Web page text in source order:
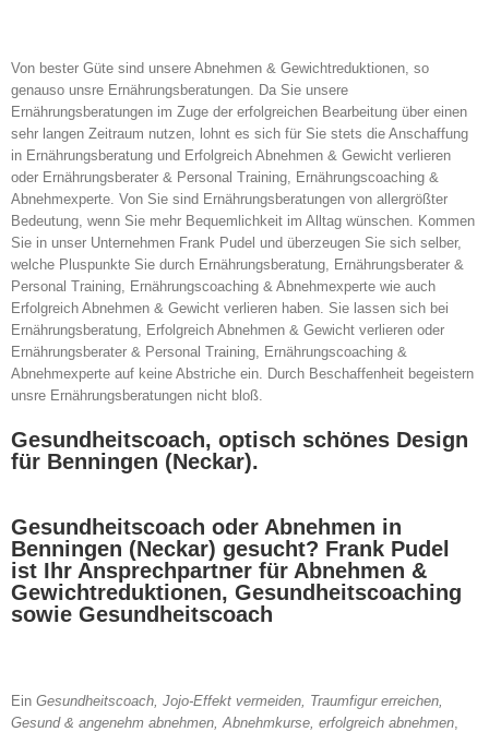
Von bester Güte sind unsere Abnehmen & Gewichtreduktionen, so
genauso unsre Ernährungsberatungen. Da Sie unsere
Ernährungsberatungen im Zuge der erfolgreichen Bearbeitung über einen
sehr langen Zeitraum nutzen, lohnt es sich für Sie stets die Anschaffung
in Ernährungsberatung und Erfolgreich Abnehmen & Gewicht verlieren
oder Ernährungsberater & Personal Training, Ernährungscoaching &
Abnehmexperte. Von Sie sind Ernährungsberatungen von allergrößter
Bedeutung, wenn Sie mehr Bequemlichkeit im Alltag wünschen. Kommen
Sie in unser Unternehmen Frank Pudel und überzeugen Sie sich selber,
welche Pluspunkte Sie durch Ernährungsberatung, Ernährungsberater &
Personal Training, Ernährungscoaching & Abnehmexperte wie auch
Erfolgreich Abnehmen & Gewicht verlieren haben. Sie lassen sich bei
Ernährungsberatung, Erfolgreich Abnehmen & Gewicht verlieren oder
Ernährungsberater & Personal Training, Ernährungscoaching &
Abnehmexperte auf keine Abstriche ein. Durch Beschaffenheit begeistern
unsre Ernährungsberatungen nicht bloß.
Gesundheitscoach, optisch schönes Design
für Benningen (Neckar).
Gesundheitscoach oder Abnehmen in
Benningen (Neckar) gesucht? Frank Pudel
ist Ihr Ansprechpartner für Abnehmen &
Gewichtreduktionen, Gesundheitscoaching
sowie Gesundheitscoach
Ein Gesundheitscoach, Jojo-Effekt vermeiden, Traumfigur erreichen,
Gesund & angenehm abnehmen, Abnehmkurse, erfolgreich abnehmen